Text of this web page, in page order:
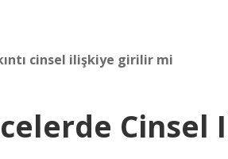
cinsel ilişkiye girilir mi
Cinsel